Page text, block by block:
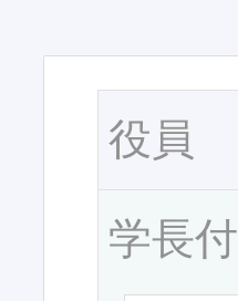
役員
学長付